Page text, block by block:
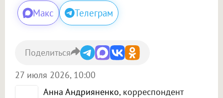
Макс Телеграм
Анна Андрияненко, корреспондент
27 июля 2026, 10:00
Поделиться